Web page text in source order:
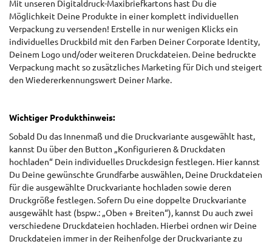
Mit unseren Digitaldruck-Maxibriefkartons hast Du die
Möglichkeit Deine Produkte in einer komplett individuellen
Verpackung zu versenden! Erstelle in nur wenigen Klicks ein
individuelles Druckbild mit den Farben Deiner Corporate Identity,
Deinem Logo und/oder weiteren Druckdateien. Deine bedruckte
Verpackung macht so zusätzliches Marketing für Dich und steigert
den Wiedererkennungswert Deiner Marke.
Wichtiger Produkthinweis:
Sobald Du das Innenmaß und die Druckvariante ausgewählt hast,
kannst Du über den Button „Konfigurieren & Druckdaten
hochladen“ Dein individuelles Druckdesign festlegen. Hier kannst
Du Deine gewünschte Grundfarbe auswählen, Deine Druckdateien
für die ausgewählte Druckvariante hochladen sowie deren
Druckgröße festlegen. Sofern Du eine doppelte Druckvariante
ausgewählt hast (bspw.: „Oben + Breiten“), kannst Du auch zwei
verschiedene Druckdateien hochladen. Hierbei ordnen wir Deine
Druckdateien immer in der Reihenfolge der Druckvariante zu